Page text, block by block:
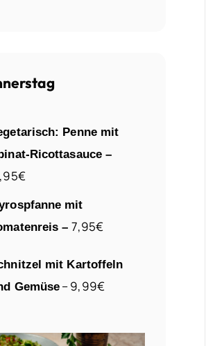
Penne mit
Ricottasauce –
mit
–7,95€
mit Kartoffeln
Gemüse – 9,99€